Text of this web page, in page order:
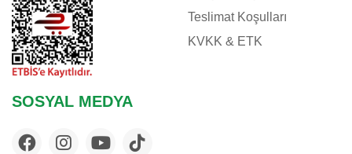
Teslimat Koşulları
KVKK & ETK
SOSYAL MEDYA